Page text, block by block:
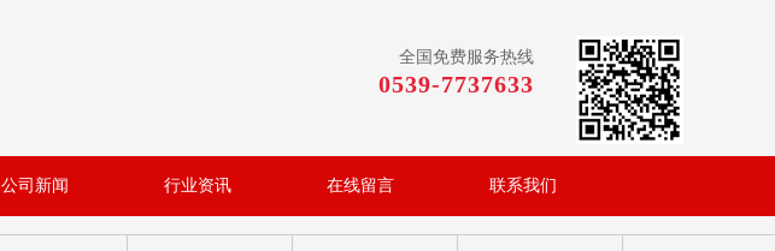
全国免费服务热线
0539-7737633
公司新闻 行业资讯 在线留言 联系我们